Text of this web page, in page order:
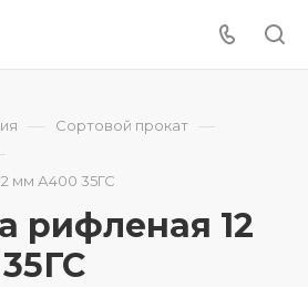
— Сортовой прокат —
мм А400 35ГС
рифленая 12